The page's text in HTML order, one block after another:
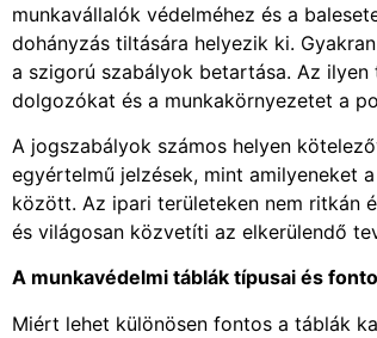
munkavállalók védelméhez és a
dohányzás tiltására helyezik ki.
a szigorú szabályok betartása. Az
dolgozókat és a munkakörnyezetet a
A jogszabályok számos helyen
egyértelmű jelzések, mint amilyeneket
között. Az ipari területeken nem ritkán
és világosan közvetíti az elkerülendő
A munkavédelmi táblák típusai és
Miért lehet különösen fontos a táblák